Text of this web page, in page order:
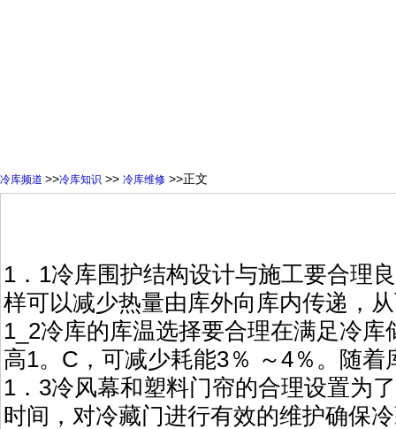
冷库频道 >>冷库知识 >> 冷库维修 >>正文
1．1冷库围护结构设计与施工要合理
样可以减少热量由库外向库内传递，
1_2冷库的库温选择要合理在满足冷
高1。C，可减少耗能3％ ～4％。随
1．3冷风幕和塑料门帘的合理设置为
时间，对冷藏门进行有效的维护确保